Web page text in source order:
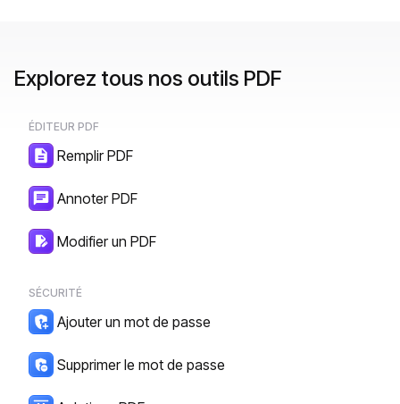
Explorez tous nos outils PDF
ÉDITEUR PDF
Remplir PDF
Annoter PDF
Modifier un PDF
SÉCURITÉ
Ajouter un mot de passe
Supprimer le mot de passe